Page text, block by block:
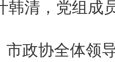
韩清，党组成
市政协全体领